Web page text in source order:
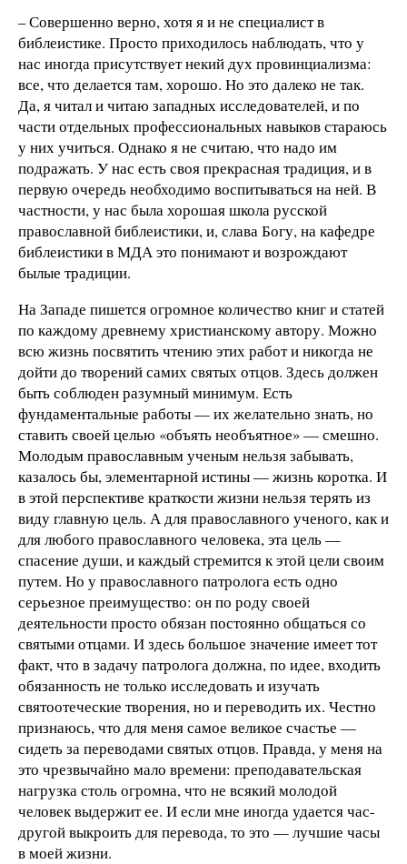
– Совершенно верно, хотя я и не специалист в
библеистике. Просто приходилось наблюдать, что у
нас иногда присутствует некий дух провинциализма:
все, что делается там, хорошо. Но это далеко не так.
Да, я читал и читаю западных исследователей, и по
части отдельных профессиональных навыков стараюсь
у них учиться. Однако я не считаю, что надо им
подражать. У нас есть своя прекрасная традиция, и в
первую очередь необходимо воспитываться на ней. В
частности, у нас была хорошая школа русской
православной библеистики, и, слава Богу, на кафедре
библеистики в МДА это понимают и возрождают
былые традиции.
На Западе пишется огромное количество книг и статей
по каждому древнему христианскому автору. Можно
всю жизнь посвятить чтению этих работ и никогда не
дойти до творений самих святых отцов. Здесь должен
быть соблюден разумный минимум. Есть
фундаментальные работы — их желательно знать, но
ставить своей целью «объять необъятное» — смешно.
Молодым православным ученым нельзя забывать,
казалось бы, элементарной истины — жизнь коротка. И
в этой перспективе краткости жизни нельзя терять из
виду главную цель. А для православного ученого, как и
для любого православного человека, эта цель —
спасение души, и каждый стремится к этой цели своим
путем. Но у православного патролога есть одно
серьезное преимущество: он по роду своей
деятельности просто обязан постоянно общаться со
святыми отцами. И здесь большое значение имеет тот
факт, что в задачу патролога должна, по идее, входить
обязанность не только исследовать и изучать
святоотеческие творения, но и переводить их. Честно
признаюсь, что для меня самое великое счастье —
сидеть за переводами святых отцов. Правда, у меня на
это чрезвычайно мало времени: преподавательская
нагрузка столь огромна, что не всякий молодой
человек выдержит ее. И если мне иногда удается час-
другой выкроить для перевода, то это — лучшие часы
в моей жизни.